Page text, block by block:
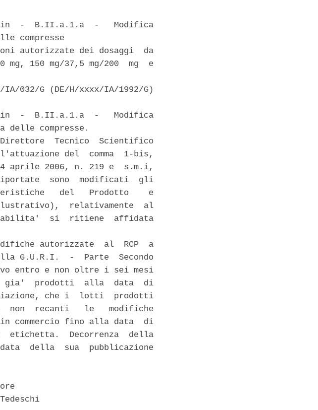
-  B.II.a.1.a  -   Modifica
compresse
autorizzate dei dosaggi  da
mg, 150 mg/37,5 mg/200  mg  e
032/G (DE/H/xxxx/IA/1992/G)
-  B.II.a.1.a  -   Modifica
delle compresse.
Tecnico  Scientifico
del  comma  1-bis,
aprile 2006, n. 219 e  s.m.i,
sono  modificati  gli
del   Prodotto    e
relativamente  al
si  ritiene  affidata
autorizzate  al  RCP  a
G.U.R.I.  -  Parte  Secondo
entro e non oltre i sei mesi
gia'  prodotti  alla  data  di
che i  lotti  prodotti
non  recanti   le   modifiche
in commercio fino alla data  di
etichetta.  Decorrenza  della
della  sua  pubblicazione